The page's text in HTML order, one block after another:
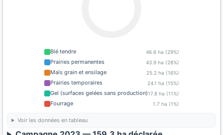
Blé tendre 46.6 ha (29%)
Prairies permanentes 43.9 ha (28%)
Maïs grain et ensilage 25.2 ha (16%)
Prairies temporaires 24.1 ha (15%)
Gel (surfaces gelées sans production)17.8 ha (11%)
Fourrage 1.7 ha (1%)
Voir les données en tableau